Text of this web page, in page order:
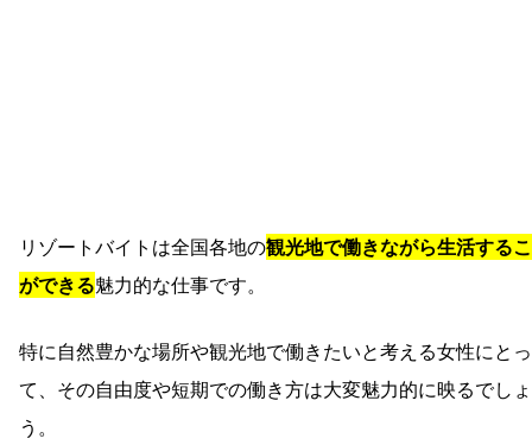
リゾートバイトは全国各地の観光地で働きながら生活する
ができる魅力的な仕事です。
特に自然豊かな場所や観光地で働きたいと考える女性にとっ
て、その自由度や短期での働き方は大変魅力的に映るでしょ
う。